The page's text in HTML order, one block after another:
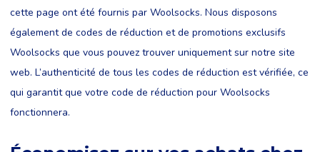
cette page ont été fournis par Woolsocks. Nous disposons
également de codes de réduction et de promotions exclusifs
Woolsocks que vous pouvez trouver uniquement sur notre site
web. L’authenticité de tous les codes de réduction est vérifiée, ce
qui garantit que votre code de réduction pour Woolsocks
fonctionnera.